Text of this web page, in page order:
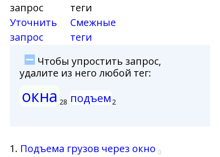
запрос
Уточнить
запрос
теги
Смежные
теги
Чтобы упростить запрос,
удалите из него любой тег:
окна 28 подъем 2
1. Подъема грузов через окно 0